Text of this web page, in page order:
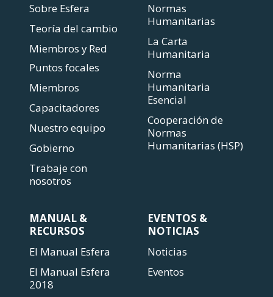
Sobre Esfera
Teoría del cambio
Miembros y Red
Puntos focales
Miembros
Capacitadores
Nuestro equipo
Gobierno
Trabaje con
nosotros
Normas
Humanitarias
La Carta
Humanitaria
Norma
Humanitaria
Esencial
Cooperación de
Normas
Humanitarias (HSP)
MANUAL &
RECURSOS
El Manual Esfera
El Manual Esfera
2018
EVENTOS &
NOTICIAS
Noticias
Eventos